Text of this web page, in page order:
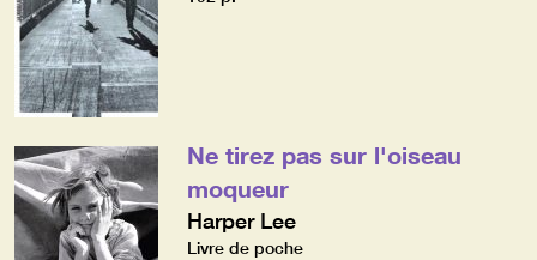
Ne tirez pas sur l'oiseau
moqueur
Harper Lee
Livre de poche